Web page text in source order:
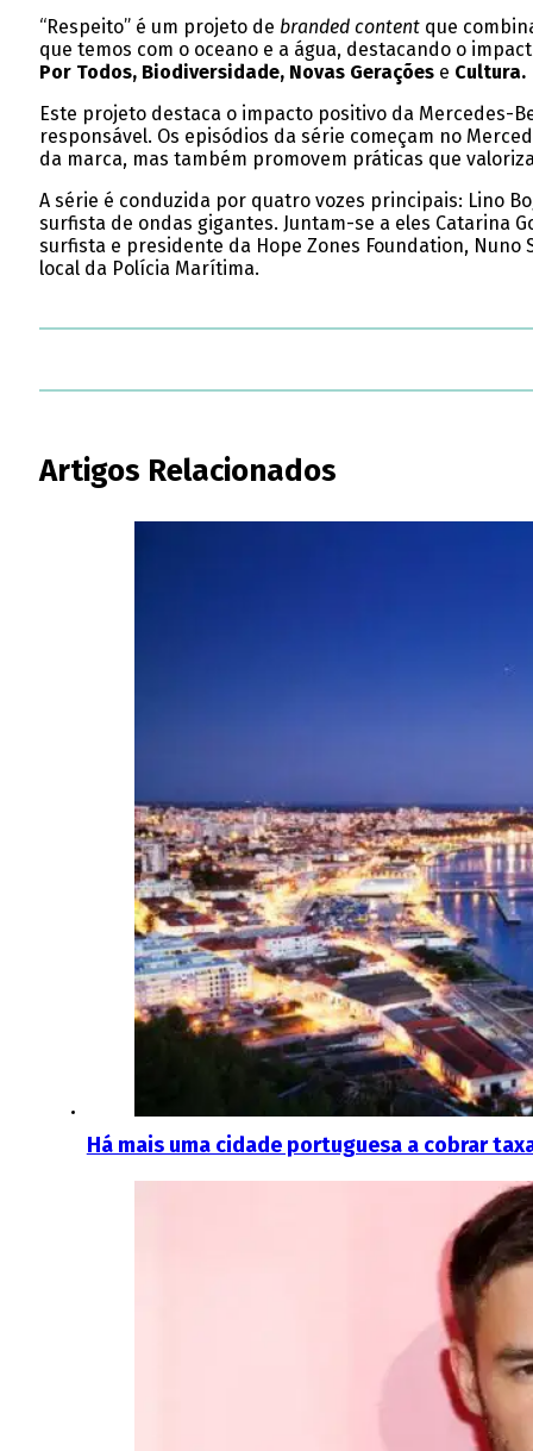
“Respeito” é um projeto de branded contentque
que temos com o oceano e a água, destacando o
Por Todos, Biodiversidade, Novas Gerações e Cultura.
Este projeto destaca o impacto positivo da Mercedes-
responsável. Os episódios da série começam no
da marca, mas também promovem práticas que
A série é conduzida por quatro vozes principais: Lino
surfista de ondas gigantes. Juntam-se a eles Catarina
surfista e presidente da Hope Zones Foundation, Nuno
local da Polícia Marítima.
Artigos Relacionados
Há mais uma cidade portuguesa a cobrar